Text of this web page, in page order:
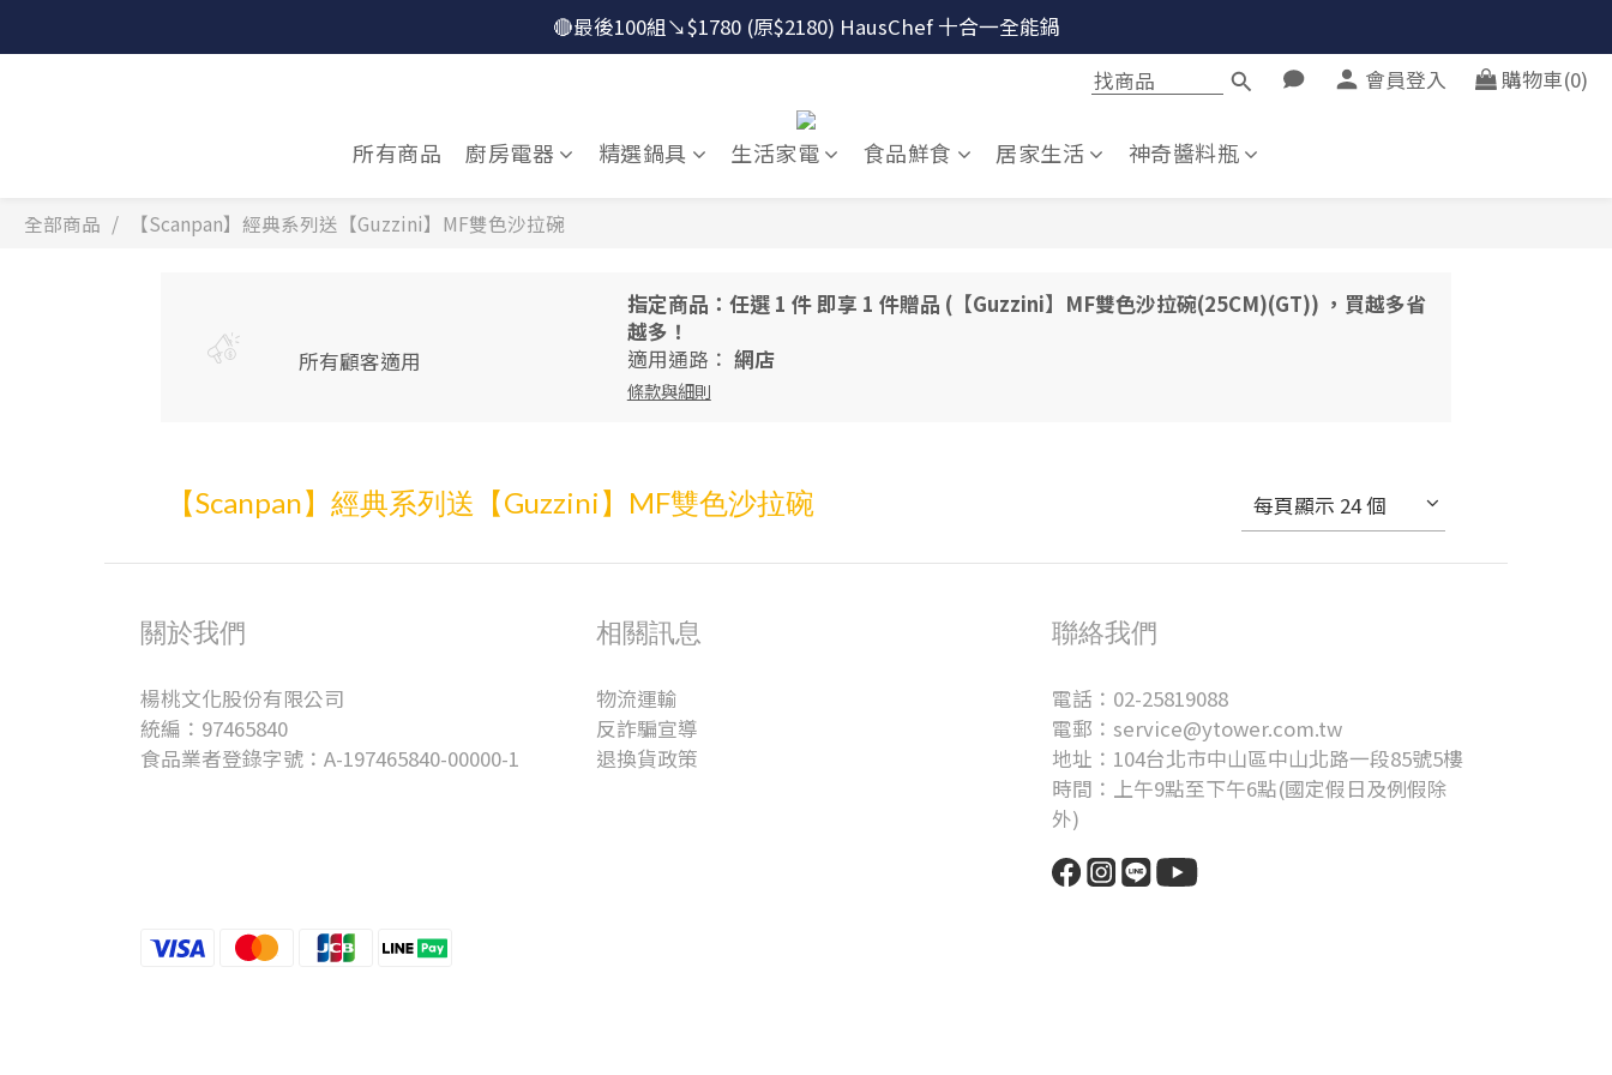
🔴最後100組↘$1780 (原$2180) HausChef 十合一全能鍋
🔴最後100組↘$1780 (原$2180) HausChef 十合一全能鍋
🔥燕三條．職人手工🔥日本Arnest 武 Rn 輕量雙口鐵炒鍋
會員登入 購物車(0)
所有商品 廚房電器 精選鍋具 生活家電 食品鮮食 居家生活 神奇醬料瓶
全部商品 【Scanpan】經典系列送【Guzzini】MF雙色沙拉碗
所有顧客適用
指定商品：任選 1 件 即享 1 件贈品 (【Guzzini】MF雙色沙拉碗(25CM)(GT)) ，買越多省
越多！
適用通路： 網店
條款與細則
【Scanpan】經典系列送【Guzzini】MF雙色沙拉碗 每頁顯示 24 個
關於我們
楊桃文化股份有限公司
統編：97465840
食品業者登錄字號：A-197465840-00000-1
相關訊息
物流運輸
反詐騙宣導
退換貨政策
聯絡我們
電話：02-25819088
電郵：service@ytower.com.tw
地址：104台北市中山區中山北路一段85號5樓
時間：上午9點至下午6點(國定假日及例假除
外)